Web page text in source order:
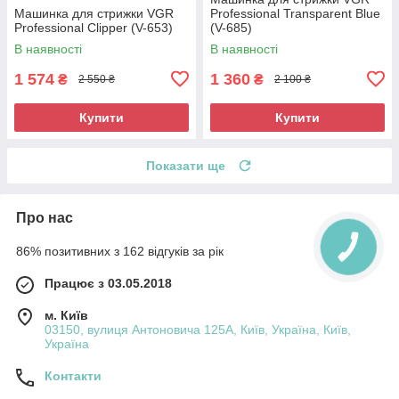
Машинка для стрижки VGR
Professional Clipper (V-653)
В наявності
1 574 ₴ 2 550 ₴
Купити
Professional Transparent Blue
(V-685)
В наявності
1 360 ₴ 2 100 ₴
Купити
Показати ще
Про нас
86% позитивних з 162 відгуків за рік
Працює з 03.05.2018
м. Київ
03150, вулиця Антоновича 125А, Київ, Україна, Київ,
Україна
Контакти